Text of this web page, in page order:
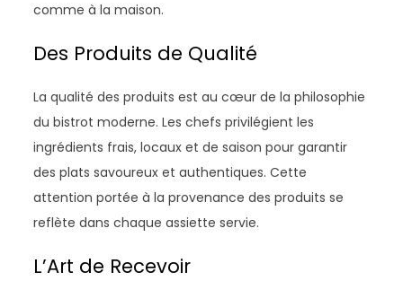
comme à la maison.
Des Produits de Qualité
La qualité des produits est au cœur de la philosophie
du bistrot moderne. Les chefs privilégient les
ingrédients frais, locaux et de saison pour garantir
des plats savoureux et authentiques. Cette
attention portée à la provenance des produits se
reflète dans chaque assiette servie.
L’Art de Recevoir